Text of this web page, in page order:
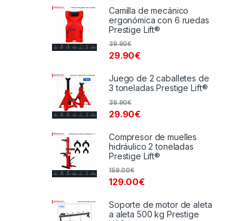
Camilla de mecánico
ergonómica con 6 ruedas
Prestige Lift®
29.90€
39.90€
Juego de 2 caballetes de
3 toneladas Prestige Lift®
29.90€
39.90€
Compresor de muelles
hidráulico 2 toneladas
Prestige Lift®
129.00€
159.00€
Soporte de motor de aleta
a aleta 500 kg Prestige